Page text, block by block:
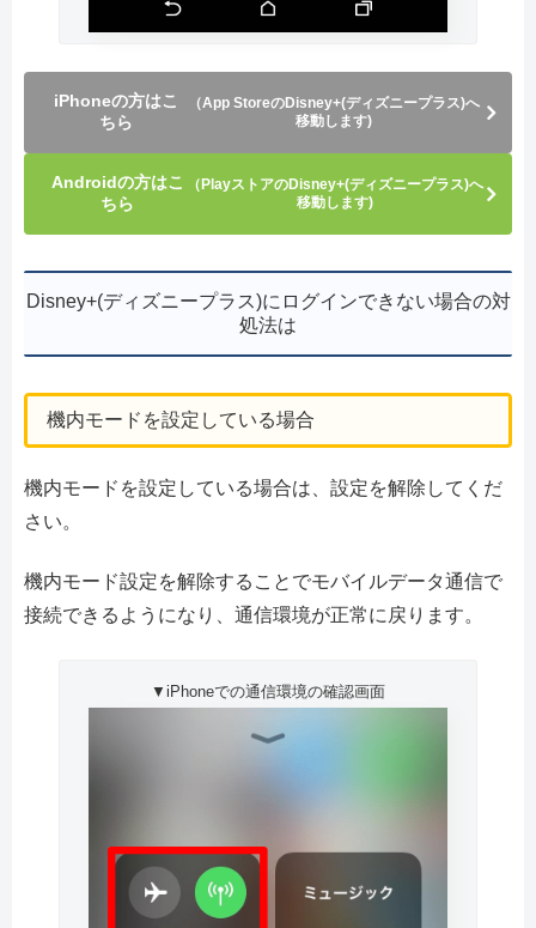
iPhoneの方はこ
ちら
（App StoreのDisney+(ディズニープラス)へ
移動します)
Androidの方はこ
ちら
（PlayストアのDisney+(ディズニープラス)へ
移動します)
Disney+(ディズニープラス)にログインできない場合の対
処法は
機内モードを設定している場合
機内モードを設定している場合は、設定を解除してくだ
さい。
機内モード設定を解除することでモバイルデータ通信で
接続できるようになり、通信環境が正常に戻ります。
▼iPhoneでの通信環境の確認画面